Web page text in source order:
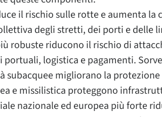
il rischio sulle rotte e aumenta la
degli stretti, dei porti e delle
robuste riducono il rischio di
logistica e pagamenti.
subacquee migliorano la
e missilistica proteggono
nazionale ed europea più forte